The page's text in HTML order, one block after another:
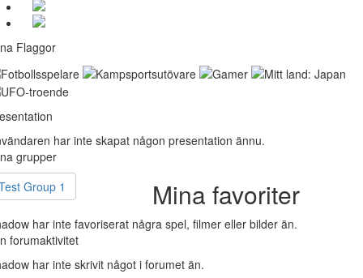
Flaggor
har inte skapat någon presentation ännu.
grupper
Group 1
Mina favoriter
har inte favoriserat några spel, filmer eller bilder än.
forumaktivitet
har inte skrivit något i forumet än.